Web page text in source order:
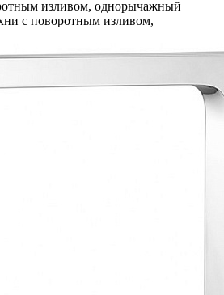
изливом, однорычажный
с поворотным изливом,